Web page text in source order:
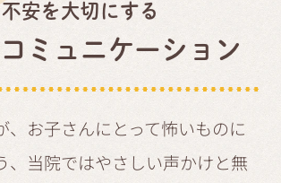
不安を大切にする
コミュニケーション
、お子さんにとって怖いものに
、当院ではやさしい声かけと無